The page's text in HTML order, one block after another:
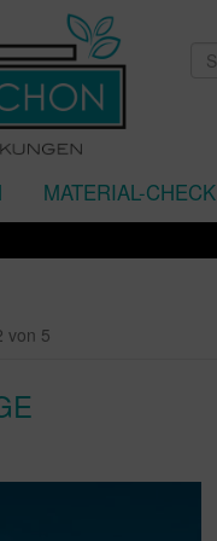
MATERIAL-CHECK
von 5